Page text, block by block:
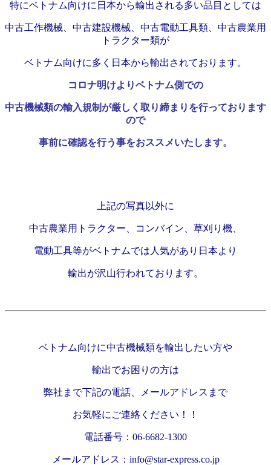
特にベトナム向けに日本から輸出される多い品目としては
中古工作機械、中古建設機械、中古電動工具類、中古農業用
トラクター類が
ベトナム向けに多く日本から輸出されております。
コロナ明けよりベトナム側での
中古機械類の輸入規制が厳しく取り締まりを行っております
ので
事前に確認を行う事をおススメいたします。
上記の写真以外に
中古農業用トラクター、コンバイン、草刈り機、
電動工具等がベトナムでは人気があり日本より
輸出が沢山行われております。
ベトナム向けに中古機械類を輸出したい方や
輸出でお困りの方は
弊社まで下記の電話、メールアドレスまで
お気軽にご連絡ください！！
電話番号：06-6682-1300
メールアドレス：info@star-express.co.jp